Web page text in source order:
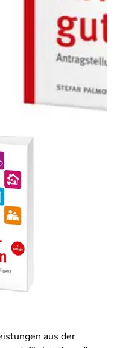
aus der